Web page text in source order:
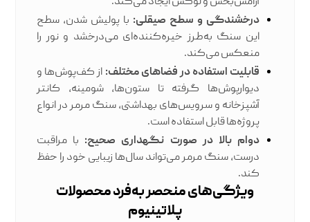
درخشندگی و سطح صیقلی: با پولیش شدن، سطح
این سنگ به‌طرز خیره‌کننده‌ای می‌درخشد و نور را
منعکس می‌کند.
قابلیت استفاده در فضاهای مختلف: از کف‌پوش‌ها و
دیوارپوش‌ها گرفته تا ستون‌ها، شومینه، کانتر
آشپزخانه و سرویس‌های بهداشتی، سنگ مرمر در انواع
پروژه‌ها قابل استفاده است.
دوام بالا در صورت نگهداری صحیح: با مراقبت
درست، سنگ مرمر می‌تواند سال‌ها زیبایی خود را حفظ
کند.
ویژگی‌های منحصر به‌فرد محصولات
پلاتینیوم